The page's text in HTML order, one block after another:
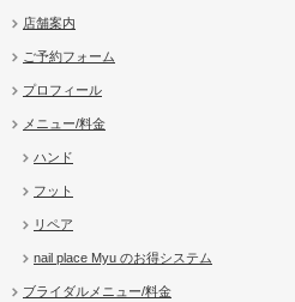
店舗案内
ご予約フォーム
プロフィール
メニュー/料金
ハンド
フット
リペア
nail place Myu のお得システム
ブライダルメニュー/料金